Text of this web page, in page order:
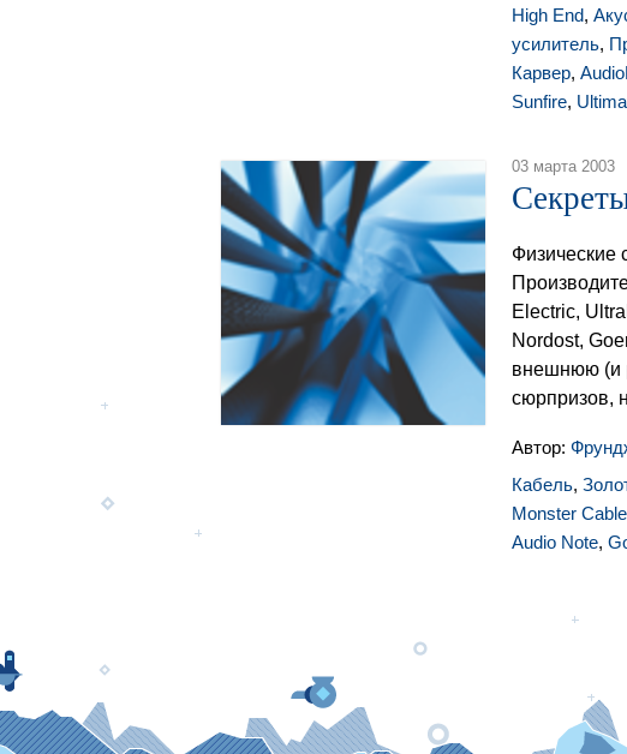
High End,
усилитель,
Карвер,
Sunfire,
03 марта 2003
Физические
Electric,
Nordost,
внешнюю (и
сюрпризов,
Автор:
Кабель,
Monster Cable
Audio Note,